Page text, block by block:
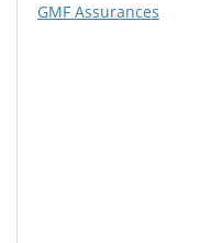
GMF Assurances